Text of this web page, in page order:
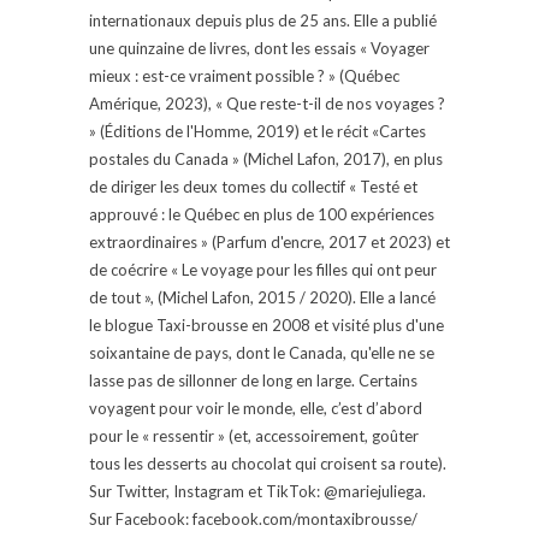
internationaux depuis plus de 25 ans. Elle a publié
une quinzaine de livres, dont les essais « Voyager
mieux : est-ce vraiment possible ? » (Québec
Amérique, 2023), « Que reste-t-il de nos voyages ?
» (Éditions de l'Homme, 2019) et le récit «Cartes
postales du Canada » (Michel Lafon, 2017), en plus
de diriger les deux tomes du collectif « Testé et
approuvé : le Québec en plus de 100 expériences
extraordinaires » (Parfum d'encre, 2017 et 2023) et
de coécrire « Le voyage pour les filles qui ont peur
de tout », (Michel Lafon, 2015 / 2020). Elle a lancé
le blogue Taxi-brousse en 2008 et visité plus d'une
soixantaine de pays, dont le Canada, qu'elle ne se
lasse pas de sillonner de long en large. Certains
voyagent pour voir le monde, elle, c’est d’abord
pour le « ressentir » (et, accessoirement, goûter
tous les desserts au chocolat qui croisent sa route).
Sur Twitter, Instagram et TikTok: @mariejuliega.
Sur Facebook: facebook.com/montaxibrousse/